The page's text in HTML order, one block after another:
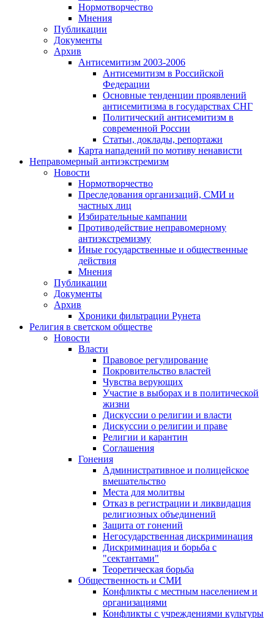
Нормотворчество
Мнения
Публикации
Документы
Архив
Антисемитизм 2003-2006
Антисемитизм в Российской
Федерации
Основные тенденции проявлений
антисемитизма в государствах СНГ
Политический антисемитизм в
современной России
Статьи, доклады, репортажи
Карта нападений по мотиву ненависти
Неправомерный антиэкстремизм
Новости
Нормотворчество
Преследования организаций, СМИ и
частных лиц
Избирательные кампании
Противодействие неправомерному
антиэкстремизму
Иные государственные и общественные
действия
Мнения
Публикации
Документы
Архив
Хроники фильтрации Рунета
Религия в светском обществе
Новости
Власти
Правовое регулирование
Покровительство властей
Чувства верующих
Участие в выборах и в политической
жизни
Дискуссии о религии и власти
Дискуссии о религии и праве
Религии и карантин
Соглашения
Гонения
Административное и полицейское
вмешательство
Места для молитвы
Отказ в регистрации и ликвидация
религиозных объединений
Защита от гонений
Негосударственная дискриминация
Дискриминация и борьба с
"сектантами"
Теоретическая борьба
Общественность и СМИ
Конфликты с местным населением и
организациями
Конфликты с учреждениями культуры